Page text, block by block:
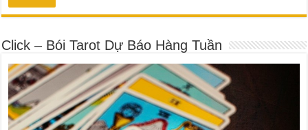
Click – Bói Tarot Dự Báo Hàng Tuần